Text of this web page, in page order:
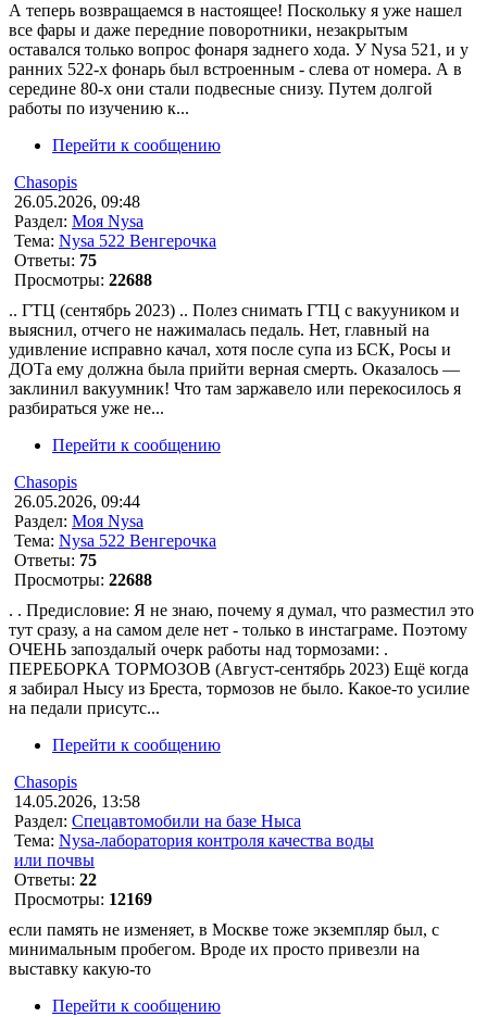
А теперь возвращаемся в настоящее! Поскольку я уже нашел
все фары и даже передние поворотники, незакрытым
оставался только вопрос фонаря заднего хода. У Nysa 521, и у
ранних 522-х фонарь был встроенным - слева от номера. А в
середине 80-х они стали подвесные снизу. Путем долгой
работы по изучению к...
Перейти к сообщению
Chasopis
26.05.2026, 09:48
Раздел: Моя Nysa
Тема: Nysa 522 Венгерочка
Ответы: 75
Просмотры: 22688
.. ГТЦ (сентябрь 2023) .. Полез снимать ГТЦ с вакууником и
выяснил, отчего не нажималась педаль. Нет, главный на
удивление исправно качал, хотя после супа из БСК, Росы и
ДОТа ему должна была прийти верная смерть. Оказалось —
заклинил вакуумник! Что там заржавело или перекосилось я
разбираться уже не...
Перейти к сообщению
Chasopis
26.05.2026, 09:44
Раздел: Моя Nysa
Тема: Nysa 522 Венгерочка
Ответы: 75
Просмотры: 22688
. . Предисловие: Я не знаю, почему я думал, что разместил это
тут сразу, а на самом деле нет - только в инстаграме. Поэтому
ОЧЕНЬ запоздалый очерк работы над тормозами: .
ПЕРЕБОРКА ТОРМОЗОВ (Август-сентябрь 2023) Ещё когда
я забирал Нысу из Бреста, тормозов не было. Какое-то усилие
на педали присутс...
Перейти к сообщению
Chasopis
14.05.2026, 13:58
Раздел: Спецавтомобили на базе Ныса
Тема: Nysa-лаборатория контроля качества воды
или почвы
Ответы: 22
Просмотры: 12169
если память не изменяет, в Москве тоже экземпляр был, с
минимальным пробегом. Вроде их просто привезли на
выставку какую-то
Перейти к сообщению